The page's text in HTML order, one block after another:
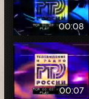
00:08
00:07